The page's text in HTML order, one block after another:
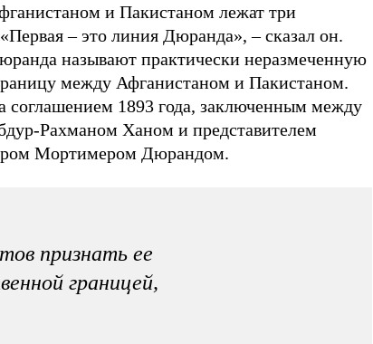
и Пакистаном лежат три
– это линия Дюранда», – сказал он.
называют практически неразмеченную
между Афганистаном и Пакистаном.
соглашением 1893 года, заключенным между
Рахманом Ханом и представителем
Мортимером Дюрандом.
признать ее
границей,